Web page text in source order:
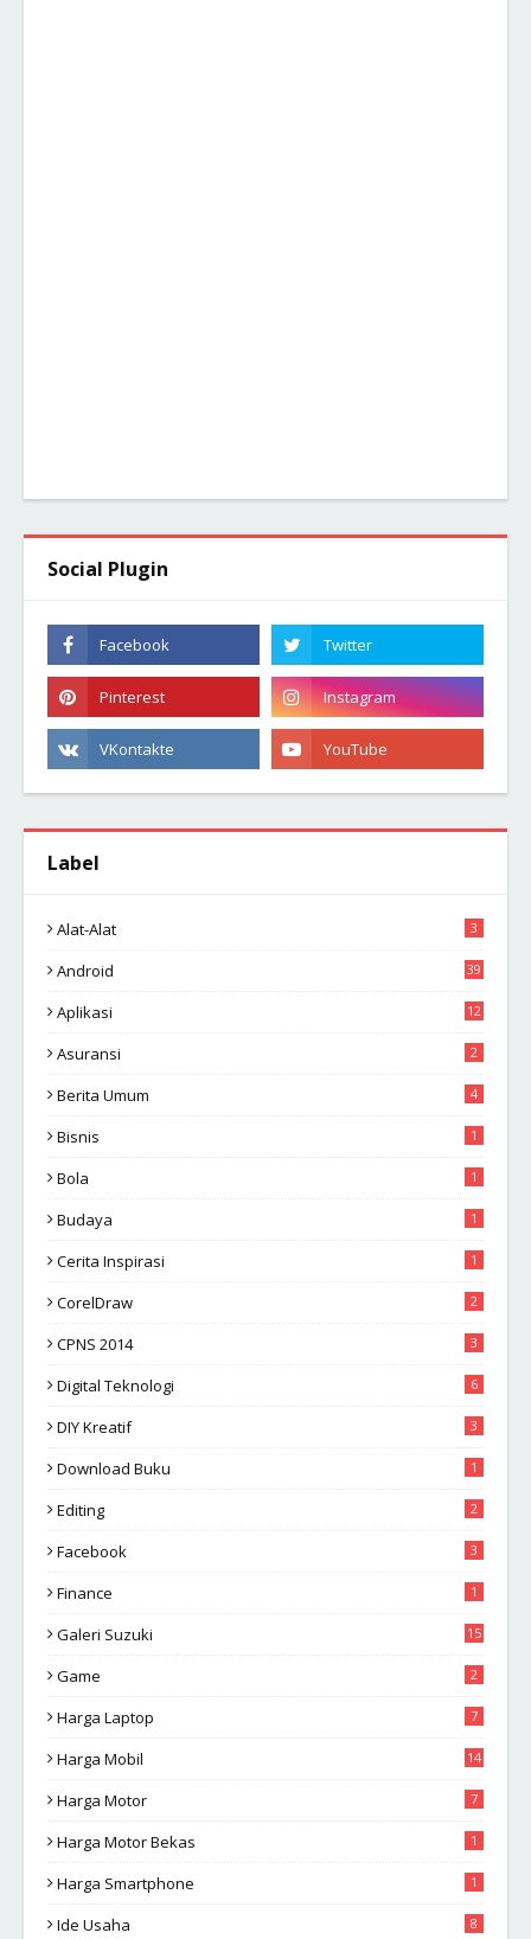
Social Plugin
Label
Alat-Alat 3
Android 39
Aplikasi 12
Asuransi 2
Berita Umum 4
Bisnis 1
Bola 1
Budaya 1
Cerita Inspirasi 1
CorelDraw 2
CPNS 2014 3
Digital Teknologi 6
DIY Kreatif 3
Download Buku 1
Editing 2
Facebook 3
Finance 1
Galeri Suzuki 15
Game 2
Harga Laptop 7
Harga Mobil 14
Harga Motor 7
Harga Motor Bekas 1
Harga Smartphone 1
Ide Usaha 8